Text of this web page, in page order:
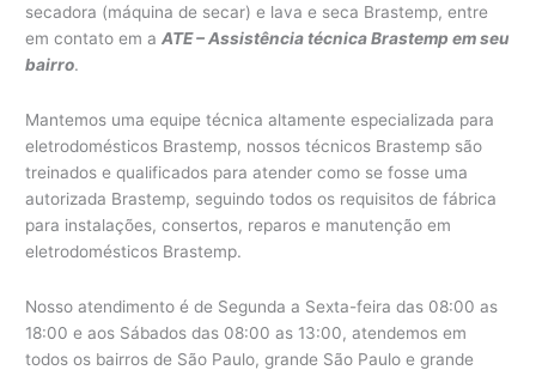
secadora (máquina de secar) e lava e seca Brastemp, entre
em contato em aATE – Assistência técnica Brastemp em seu
bairro.
Mantemos uma equipe técnica altamente especializada para
eletrodomésticos Brastemp, nossos técnicos Brastemp são
treinados e qualificados para atender como se fosse uma
autorizada Brastemp, seguindo todos os requisitos de fábrica
para instalações, consertos, reparos e manutenção em
eletrodomésticos Brastemp.
Nosso atendimento é de Segunda a Sexta-feira das 08:00 as
18:00 e aos Sábados das 08:00 as 13:00, atendemos em
todos os bairros de São Paulo, grande São Paulo e grande